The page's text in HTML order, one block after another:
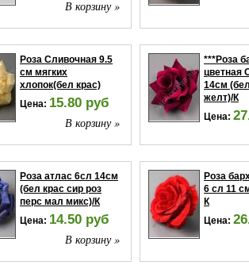
В корзину »
Роза Сливочная 9.5
см мягких
хлопок(бел крас)
Цена: 15.80 руб
В корзину »
***Роза
цветная
14см
желт)/К
Цена:
Роза атлас 6сл 14см
(бел крас сир роз
перс мал микс)/К
Цена: 14.50 руб
В корзину »
Роза
6 сл 11
К
Цена: